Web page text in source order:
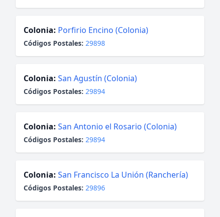
Colonia: Porfirio Encino (Colonia)
Códigos Postales: 29898
Colonia: San Agustín (Colonia)
Códigos Postales: 29894
Colonia: San Antonio el Rosario (Colonia)
Códigos Postales: 29894
Colonia: San Francisco La Unión (Ranchería)
Códigos Postales: 29896